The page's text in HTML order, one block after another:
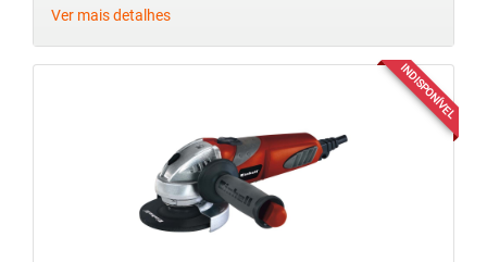
Ver mais detalhes
INDISPONÍVEL